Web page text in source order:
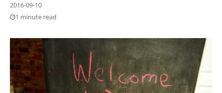
2016-09-10
1 minute read